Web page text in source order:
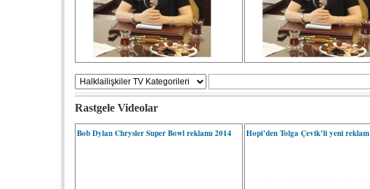
Rastgele Videolar
Bob Dylan Chrysler Super Bowl reklamı 2014 Hopi’den Tolga Çevik’li yeni